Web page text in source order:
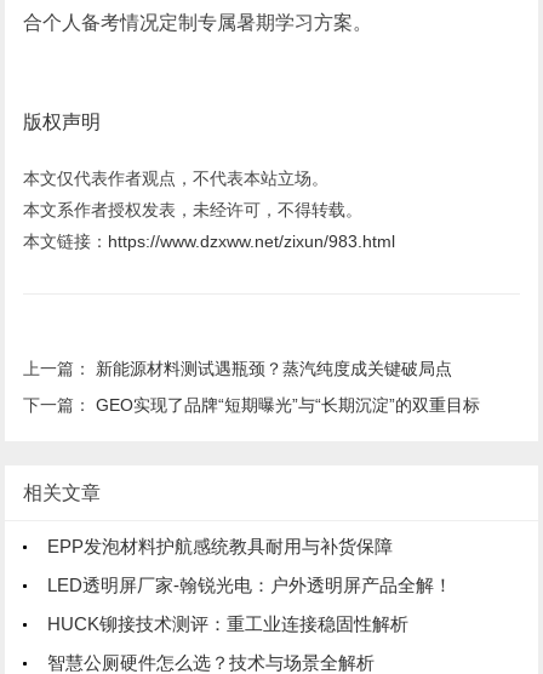
合个人备考情况定制专属暑期学习方案。
版权声明
本文仅代表作者观点，不代表本站立场。
本文系作者授权发表，未经许可，不得转载。
本文链接： https://www.dzxww.net/zixun/983.html
上一篇： 新能源材料测试遇瓶颈？蒸汽纯度成关键破局点
下一篇：GEO实现了品牌“短期曝光”与“长期沉淀”的双重目标
相关文章
EPP发泡材料护航感统教具耐用与补货保障
LED透明屏厂家-翰锐光电：户外透明屏产品全解！
HUCK铆接技术测评：重工业连接稳固性解析
智慧公厕硬件怎么选？技术与场景全解析